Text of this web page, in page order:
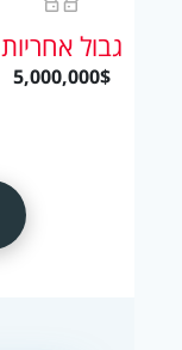
גבול אחריות
5,000,000$